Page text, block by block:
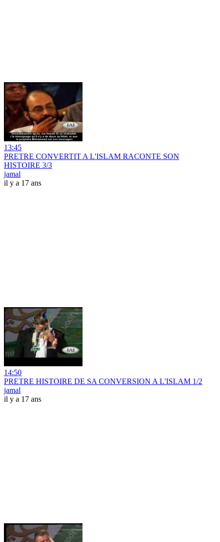
13:45
PRETRE CONVERTIT A L'ISLAM RACONTE SON
HISTOIRE 3/3
jamal
il y a 17 ans
14:50
PRETRE HISTOIRE DE SA CONVERSION A L'ISLAM 1/2
jamal
il y a 17 ans